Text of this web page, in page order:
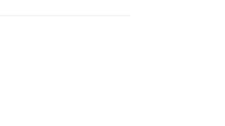
方式。 讓您購物簡單